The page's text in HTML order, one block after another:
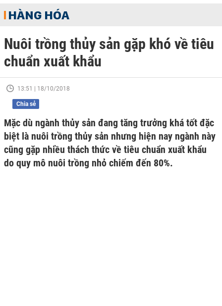
HÀNG HÓA
Nuôi trồng thủy sản gặp khó về tiêu
chuẩn xuất khẩu
13:51 | 18/10/2018
Chia sẻ
Mặc dù ngành thủy sản đang tăng trưởng khá tốt đặc
biệt là nuôi trồng thủy sản nhưng hiện nay ngành này
cũng gặp nhiều thách thức về tiêu chuẩn xuất khẩu
do quy mô nuôi trồng nhỏ chiếm đến 80%.